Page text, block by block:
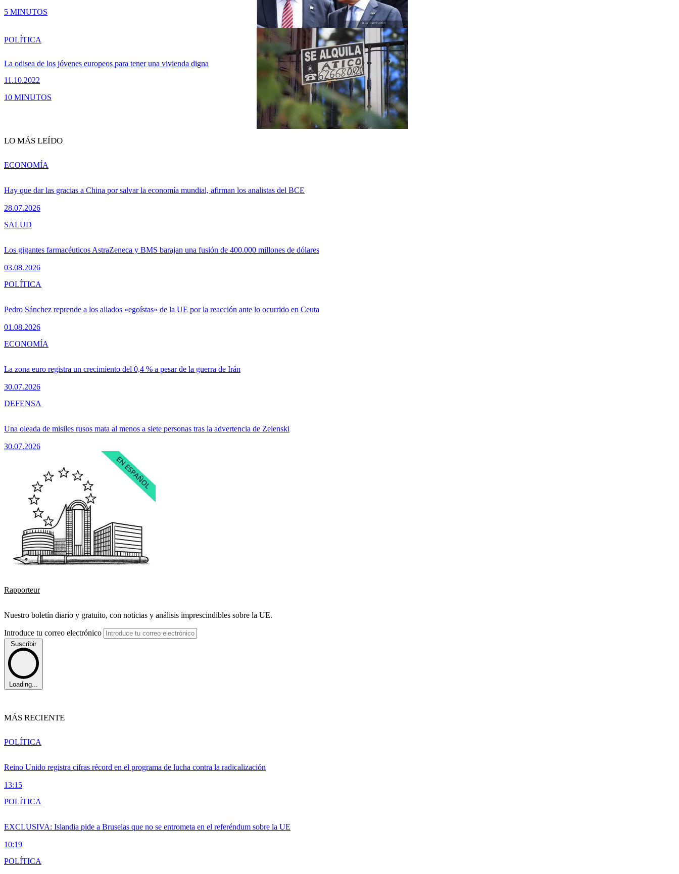
5 MINUTOS
La odisea de los jóvenes europeos para tener una vivienda digna
11.10.2022
POLÍTICA
10 MINUTOS
LO MÁS LEÍDO
Hay que dar las gracias a China por salvar la economía mundial, afirman los analistas del BCE
28.07.2026
ECONOMÍA
Los gigantes farmacéuticos AstraZeneca y BMS barajan una fusión de 400.000 millones de dólares
03.08.2026
SALUD
Pedro Sánchez reprende a los aliados «egoístas» de la UE por la reacción ante lo ocurrido en Ceuta
01.08.2026
POLÍTICA
La zona euro registra un crecimiento del 0,4 % a pesar de la guerra de Irán
30.07.2026
ECONOMÍA
Una oleada de misiles rusos mata al menos a siete personas tras la advertencia de Zelenski
30.07.2026
DEFENSA
Rapporteur
Nuestro boletín diario y gratuito, con noticias y análisis imprescindibles sobre la UE.
Introduce tu correo electrónico
Suscribir
Loading...
MÁS RECIENTE
Reino Unido registra cifras récord en el programa de lucha contra la radicalización
13:15
POLÍTICA
EXCLUSIVA: Islandia pide a Bruselas que no se entrometa en el referéndum sobre la UE
10:19
POLÍTICA
POLÍTICA